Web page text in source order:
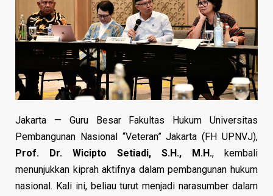
Jakarta — Guru Besar Fakultas Hukum Universitas
Pembangunan Nasional “Veteran” Jakarta (FH UPNVJ),
Prof. Dr. Wicipto Setiadi, S.H., M.H., kembali
menunjukkan kiprah aktifnya dalam pembangunan hukum
nasional. Kali ini, beliau turut menjadi narasumber dalam